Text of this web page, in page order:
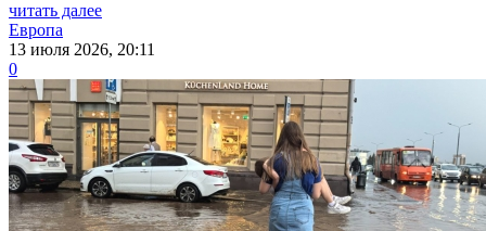
читать далее
Европа
13 июля 2026, 20:11
0